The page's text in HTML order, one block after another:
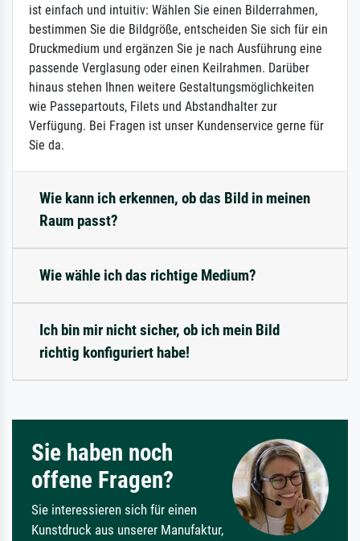
ist einfach und intuitiv: Wählen Sie einen Bilderrahmen,
bestimmen Sie die Bildgröße, entscheiden Sie sich für ein
Druckmedium und ergänzen Sie je nach Ausführung eine
passende Verglasung oder einen Keilrahmen. Darüber
hinaus stehen Ihnen weitere Gestaltungsmöglichkeiten
wie Passepartouts, Filets und Abstandhalter zur
Verfügung. Bei Fragen ist unser Kundenservice gerne für
Sie da.
Wie kann ich erkennen, ob das Bild in meinen
Raum passt?
Wie wähle ich das richtige Medium?
Ich bin mir nicht sicher, ob ich mein Bild
richtig konfiguriert habe!
Sie haben noch
offene Fragen?
Sie interessieren sich für einen
Kunstdruck aus unserer Manufaktur,